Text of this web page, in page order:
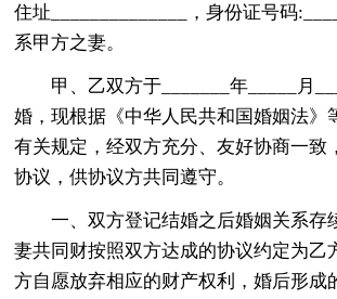
住址______________，身份证号码
系甲方之妻。
甲、乙双方于_______年_____月
婚，现根据《中华人民共和国婚姻法》
有关规定，经双方充分、友好协商一致
协议，供协议方共同遵守。
一、双方登记结婚之后婚姻关系存
妻共同财按照双方达成的协议约定为乙
方自愿放弃相应的财产权利，婚后形成